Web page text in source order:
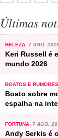
Últimas
BELEZA 7 AGO.
Keri Russell é
mundo 2026
BOATOS E RUMORES
Boato sobre
espalha na
FORTUNA 7 AGO.
Andy Serkis é